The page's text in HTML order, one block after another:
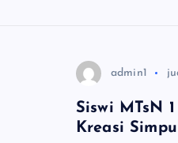
admin1
Siswi MTsN
Kreasi